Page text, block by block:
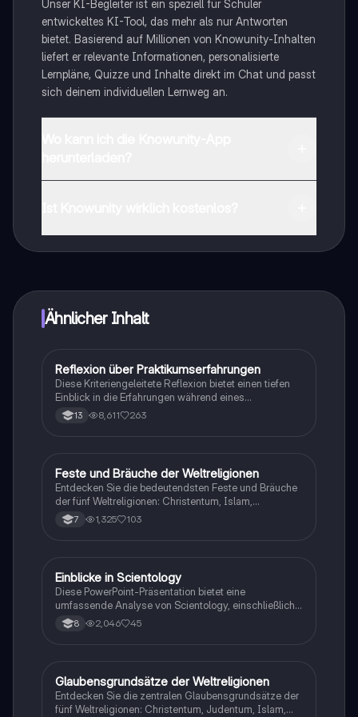
Unser KI-Begleiter ist ein speziell für Schüler
entwickeltes KI-Tool, das mehr als nur Antworten
bietet. Basierend auf Millionen von Knowunity-Inhalten
liefert er relevante Informationen, personalisierte
Lernpläne, Quizze und Inhalte direkt im Chat und passt
sich deinem individuellen Lernweg an.
Ähnlicher Inhalt
Gesch./Soz./pol. Bildung
Reflexion über Praktikumserfahrungen
Diese Kriteriengeleitete Reflexion bietet einen tiefen
Einblick in die Erfahrungen während eines
dreiwöchigen Praktikums in der XYbranche. Sie
behandelt soziale, funktionale und berufsorientierende
Karrieremöglichkeiten hervor. Ideal für Studierende,
die sich auf ein Praktikum vorbereiten oder mehr über
die XYbranche erfahren möchten.
13 8,611 263
Religion
Feste und Bräuche der Weltreligionen
Entdecken Sie die bedeutendsten Feste und Bräuche
der fünf Weltreligionen: Christentum, Islam,
Hinduismus, Judentum und Buddhismus. Diese
Mind-Map bietet einen umfassenden Überblick über
Ideal für Studierende der Religionswissenschaften
und interkulturellen Studien.
7 1,325 103
Philosophie
Einblicke in Scientology
Diese PowerPoint-Präsentation bietet eine
umfassende Analyse von Scientology, einschließlich
der prominenten Mitglieder, der grundlegenden
Weltanschauung, der Ziele der Scientologen und der
über Sekten und religiöse Gemeinschaften.
8 2,046 45
Religion
Glaubensgrundsätze der Weltreligionen
Entdecken Sie die zentralen Glaubensgrundsätze der
fünf Weltreligionen: Christentum, Judentum, Islam,